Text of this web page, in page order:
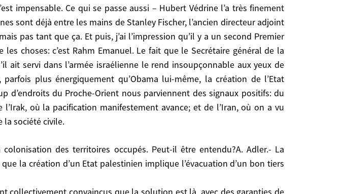
impensable. Ce qui se passe aussi – Hubert Védrine l’a très finement
sont déjà entre les mains de Stanley Fischer, l’ancien directeur adjoint
pas tant que ça. Et puis, j’ai l’impression qu’il y a un second Premier
choses: c’est Rahm Emanuel. Le fait que le Secrétaire général de la
ait servi dans l’armée israélienne le rend insoupçonnable aux yeux de
plus énergiquement qu’Obama lui-même, la création de l’Etat
d’endroits du Proche-Orient nous parviennent des signaux positifs: du
où la pacification manifestement avance; et de l’Iran, où on a vu
la société civile.
la création d’un Etat palestinien implique l’évacuation d’un bon tiers
Etat palestinien implique l’évacuation d’un bon tiers des habitants des
convaincus que la solution est là, avec des garanties de sécurité
même si une minorité d’entre eux est prête à tout pour ne pas évacuer,
arriveront bon gré mal gré à la fin des fins, à maîtriser tout ça.
Face Hubert Védrine-Alexandre Adler